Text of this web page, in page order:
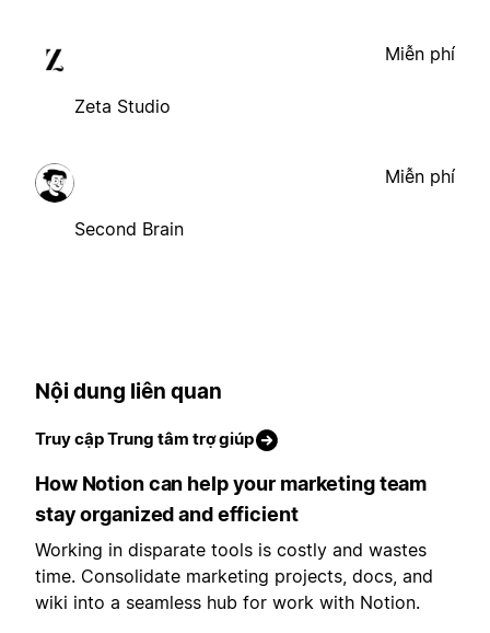
Zeta Studio
Miễn phí
Second Brain
Miễn phí
Nội dung liên quan
Truy cập Trung tâm trợ giúp
How Notion can help your marketing team
stay organized and efficient
Working in disparate tools is costly and wastes
time. Consolidate marketing projects, docs, and
wiki into a seamless hub for work with Notion.